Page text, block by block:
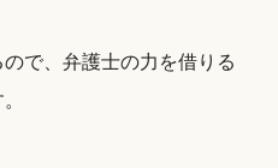
で、弁護士の力を借りる